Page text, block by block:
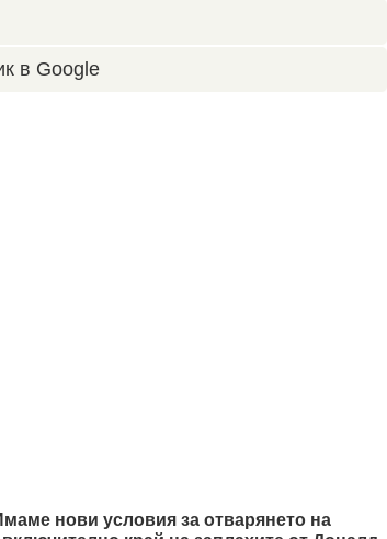
в Google
нови условия за отварянето на